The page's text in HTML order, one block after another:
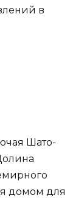
в
Шато-
домом для